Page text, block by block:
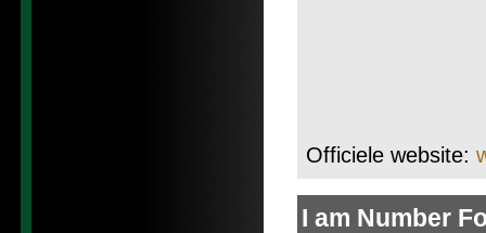
Officiele website:
I am Number